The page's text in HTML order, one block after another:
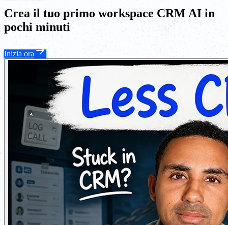
Crea il tuo primo workspace CRM AI in
pochi minuti
Inizia ora